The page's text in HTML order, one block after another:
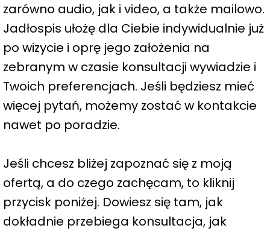
zarówno audio, jak i video, a także mailowo.
Jadłospis ułożę dla Ciebie indywidualnie już
po wizycie i oprę jego założenia na
zebranym w czasie konsultacji wywiadzie i
Twoich preferencjach. Jeśli będziesz mieć
więcej pytań, możemy zostać w kontakcie
nawet po poradzie.
Jeśli chcesz bliżej zapoznać się z moją
ofertą, a do czego zachęcam, to kliknij
przycisk poniżej. Dowiesz się tam, jak
dokładnie przebiega konsultacja, jak